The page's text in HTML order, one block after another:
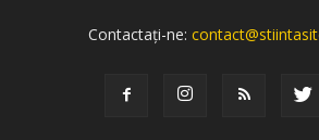
Contactați-ne: